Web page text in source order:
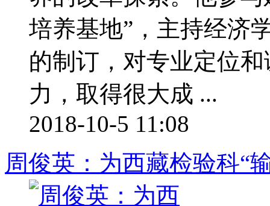
培养基地”，主持经济
的制订，对专业定位
力，取得很大成 ...
2018-10-5 11:08
周俊英：为西藏检验科“